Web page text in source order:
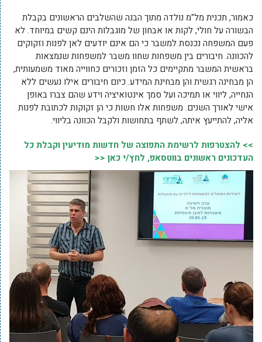
כאמור, תכנית מל"מ נולדה מתוך הבנה שהשלבים הראשונים בקבלת
הבשורה על חולי, לקות או אבחון של מוגבלות הינם קשים במיוחד. לא
פעם המשפחה נכנסת למשבר כי הם אינם יודעים לאן לפנות וזקוקים
להכוונה. חיבורים בין משפחות שחוו משבר למשפחות שנמצאות
בראשית המשבר מתקיימים כל הזמן וזכורים כחווייה מאוד משמעותית,
הן מבחינה רגשית והן מבחינת המידע. כיום חיבורים אילו נעשים ללא
הנחייה, ליווי או תמיכה ועל סמך אינטואיציה וידע שהם צברו באופן
אישי לאורך השנים. משפחות אלו חשות כי הן זקוקות לכתובת לפנות
אליה, להתייעץ איתה, לשתף בתחושות ולקבל הכוונה בליווי.
>> להצטרפות לרשימת התפוצה של חדשות מודיעין וקבלת כל
העדכונים ראשונים בווטסאפ, לחץ/י כאן <<